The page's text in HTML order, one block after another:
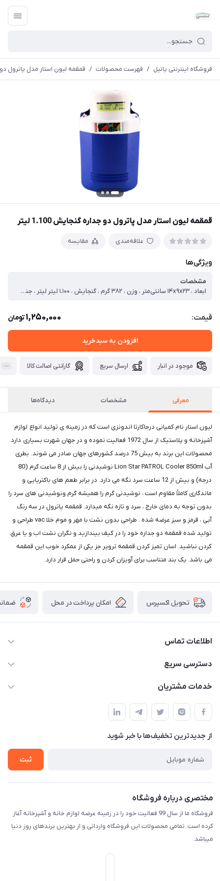
فروشگاه اینترنتی پاتیل / فهرست محصولات / قمقمه لیون استار مدل پاترول دو
قمقمه لیون استار مدل پاترول دو جداره گنجایش 1.100 لیتر
علاقه‌مندی مقایسه
ویژگی‌ها
مشخصات
ابعاد ، ۱۴x۹x۲۳ سانتی‌متر ، وزن ، ۳۸۲ گرم ، گنجایش ، ۱.۱۰۰ لیتر لیتر ، جنس ، پلاستیک ، شامل ، دستگیره ، نحوه خروج نوشیدنی ، ضامنی ، نوع دهانه ، پیچی ، نوع عایق حرارتی ، پلاستیک
قیمت: 1,250,000تومان
افزودن به سبدخرید
موجود در انبار ارسال سریع گارانتی اصالت کالا
معرفی مشخصات دیدگاه‌ها
لیون استار نام کمپانی درجاکارتا اندونزی است که در زمینه ی تولید انواع لوازم
آشپزخانه و پلاستیک از سال 1972 فعالیت نموده و در جهان شهرت بسیاری دارد‏.‏
محصولات این برند به بیش 75 درصد کشورهای جهان صادر می شوند‏.‏ بطری
آب Lion Star PATROL Cooler 850ml نوشیدنی را بیش از 8 ساعت گرم (80
درجه) و بیش از 12 ساعت سرد نگه می دارد. در برابر طعم های باکتریایی و
ماندگاری کاملاً مقاوم است ، نوشیدنی گرم را همیشه گرم ونوشیدنی های سرد را
بدون توجه به دمای خارج ، سرد و تازه نگه میدارد. قمقمه پاترول در سه رنگ
آبی ، قرمز و سبز عرضه شده . طراحی بدون نشت با مهر و موم خلا vac طراحی و
تولید شده قمقمه دو جداره خود را در کیف بیندازید و نگران نشت اب و یا عرق
کردن نباشید. اسان تمیز کردن قمقمه تروپر جز یکی از عمکرد خوب این قمقمه
می باشد. یک بند متناسب برای آویزان کردن و راحتی حمل قرار دارد.
تحویل اکسپرس امکان پرداخت در محل
اطلاعات تماس
09165044753
دسترسی سریع
حساب کاربری
لیست محصولات
درباره ما
خدمات مشتریان
قوانین و مقررات
حریم خصوصی
راهنما
از جدید‌ترین تخفیف‌ها با‌ خبر شوید
ثبت
مختصری درباره فروشگاه
فروشگاه ما از سال 99 فعالیت خود را در زمینه عرضه لوازم خانه و آشپزخانه آغاز
کرده است .تمامی محصولات این فروشگاه وارداتی و از بهترین برندهای روز دنیا
میباشد.